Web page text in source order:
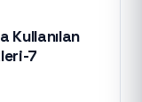
Kullanılan
7